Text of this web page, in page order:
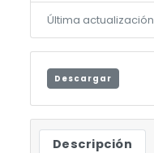
Última actualización
Descargar
Descripción